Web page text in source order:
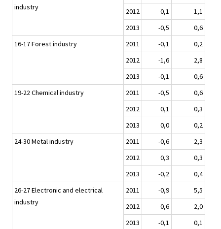
industry
2012
0,1
1,1
2013
-0,5
0,6
16-17 Forest industry
2011 -0,1
0,2
2012
-1,6
2,8
2013
-0,1
0,6
19-22 Chemical industry
2011 -0,5
0,6
2012
0,1
0,3
2013
0,0
0,2
24-30 Metal industry
2011 -0,6
2,3
2012
0,3
0,3
2013
-0,2
0,4
26-27 Electronic and electrical
industry
2011 -0,9
5,5
2012
0,6
2,0
2013
-0,1
0,1